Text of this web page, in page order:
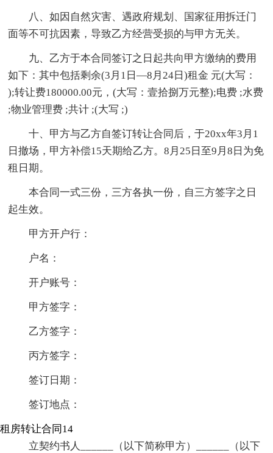
八、如因自然灾害、遇政府规划、国家征用拆迁门
面等不可抗因素，导致乙方经营受损的与甲方无关。
九、乙方于本合同签订之日起共向甲方缴纳的费用
如下：其中包括剩余(3月1日—8月24日)租金 元(大写：
);转让费180000.00元，(大写：壹拾捌万元整);电费 ;水费
;物业管理费 ;共计 ;(大写 ;)
十、甲方与乙方自签订转让合同后，于20xx年3月1
日撤场，甲方补偿15天期给乙方。8月25日至9月8日为免
租日期。
本合同一式三份，三方各执一份，自三方签字之日
起生效。
甲方开户行：
户名：
开户账号：
甲方签字：
乙方签字：
丙方签字：
签订日期：
签订地点：
租房转让合同14
立契约书人______（以下简称甲方）______（以下